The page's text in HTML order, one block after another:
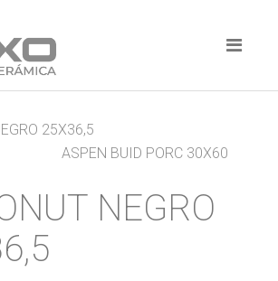
25X36,5
ASPEN BUID PORC 30X60
NEGRO